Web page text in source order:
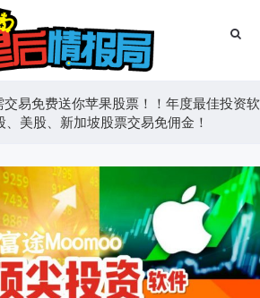
交易免费送你苹果股票！！年度最佳投资软
美股、新加坡股票交易免佣金！